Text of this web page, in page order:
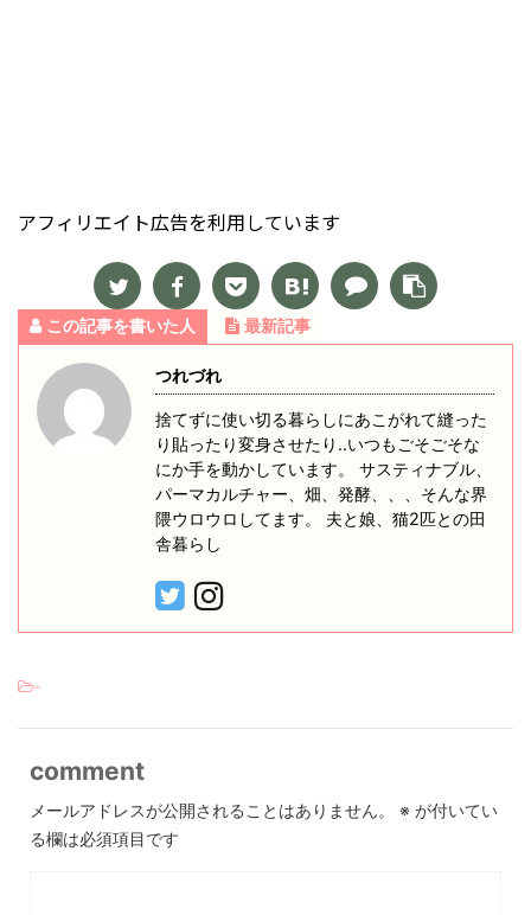
アフィリエイト広告を利用しています
この記事を書いた人 最新記事
つれづれ
捨てずに使い切る暮らしにあこがれて縫った
り貼ったり変身させたり‥いつもごそごそな
にか手を動かしています。 サスティナブル、
パーマカルチャー、畑、発酵、、、そんな界
隈ウロウロしてます。 夫と娘、猫2匹との田
舎暮らし
-
comment
メールアドレスが公開されることはありません。 ※ が付いてい
る欄は必須項目です